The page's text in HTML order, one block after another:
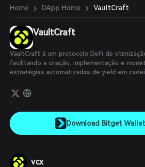
ภาษาไทย
العربية
हिन्दी
বাংলা
Español
Português (Brasil)
Español (Argentina)
Home › DApp Home › VaultCraft
VaultCraft
VaultCraft é um protocolo DeFi de
facilitando a criação, implementação e
estratégias automatizadas de yield em
Download Bitget
vcx